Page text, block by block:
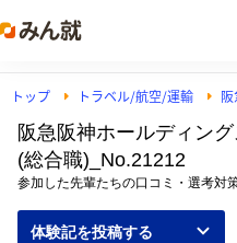
トップ トラベル/航空/運輸
阪急阪神ホールディン
(総合職)_No.21212
参加した先輩たちの口コミ・選考対
体験記を投稿する